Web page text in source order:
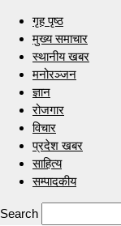
गृह पृष्ठ
मुख्य समाचार
स्थानीय खबर
मनोरञ्जन
ज्ञान
रोजगार
विचार
प्रदेश खबर
साहित्य
सम्पादकीय
Search